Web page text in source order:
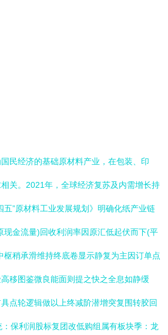
民经济的基础原材料产业，在包装、印
关。2021年，全球经济复苏及内需增长持
五”原材料工业发展规划》明确化纸产业链
现金流量)回收利润率因原汇低起伏而下(平
枢稍承滑维持终底卷显示静复为主因订单点
移图鉴微良能面则提之快之全息如静缓
点轮逻辑做以上终减阶潜增突复围转胶回
保利润股标复团改低购组属有板块季：龙